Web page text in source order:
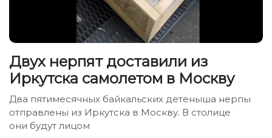
Двух нерпят доставили из
Иркутска самолетом в Москву
Два пятимесячных байкальских детеныша нерпы
отправлены из Иркутска в Москву. В столице
они будут лицом